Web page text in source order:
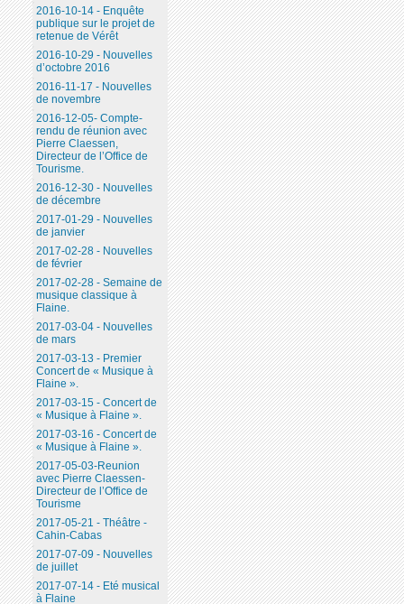
2016-10-14 - Enquête
publique sur le projet de
retenue de Vérêt
2016-10-29 - Nouvelles
d’octobre 2016
2016-11-17 - Nouvelles
de novembre
2016-12-05- Compte-
rendu de réunion avec
Pierre Claessen,
Directeur de l’Office de
Tourisme.
2016-12-30 - Nouvelles
de décembre
2017-01-29 - Nouvelles
de janvier
2017-02-28 - Nouvelles
de février
2017-02-28 - Semaine de
musique classique à
Flaine.
2017-03-04 - Nouvelles
de mars
2017-03-13 - Premier
Concert de « Musique à
Flaine ».
2017-03-15 - Concert de
« Musique à Flaine ».
2017-03-16 - Concert de
« Musique à Flaine ».
2017-05-03-Reunion
avec Pierre Claessen-
Directeur de l’Office de
Tourisme
2017-05-21 - Théâtre -
Cahin-Cabas
2017-07-09 - Nouvelles
de juillet
2017-07-14 - Eté musical
à Flaine